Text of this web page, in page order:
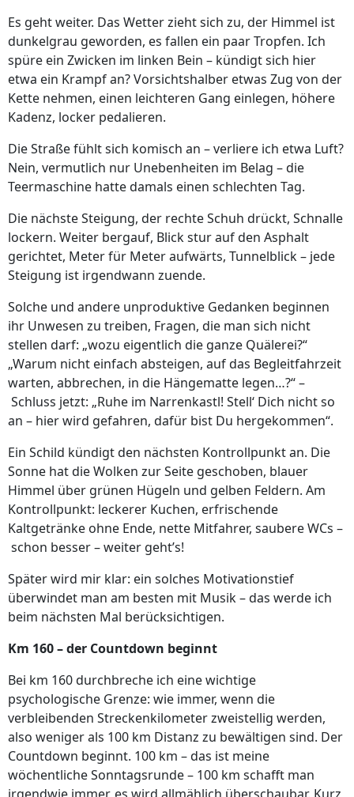
Es geht weiter. Das Wetter zieht sich zu, der Himmel ist
dunkelgrau geworden, es fallen ein paar Tropfen. Ich
spüre ein Zwicken im linken Bein – kündigt sich hier
etwa ein Krampf an? Vorsichtshalber etwas Zug von der
Kette nehmen, einen leichteren Gang einlegen, höhere
Kadenz, locker pedalieren.
Die Straße fühlt sich komisch an – verliere ich etwa Luft?
Nein, vermutlich nur Unebenheiten im Belag – die
Teermaschine hatte damals einen schlechten Tag.
Die nächste Steigung, der rechte Schuh drückt, Schnalle
lockern. Weiter bergauf, Blick stur auf den Asphalt
gerichtet, Meter für Meter aufwärts, Tunnelblick – jede
Steigung ist irgendwann zuende.
Solche und andere unproduktive Gedanken beginnen
ihr Unwesen zu treiben, Fragen, die man sich nicht
stellen darf: „wozu eigentlich die ganze Quälerei?“
„Warum nicht einfach absteigen, auf das Begleitfahrzeit
warten, abbrechen, in die Hängematte legen…?“ –
Schluss jetzt: „Ruhe im Narrenkastl! Stell‘ Dich nicht so
an – hier wird gefahren, dafür bist Du hergekommen“.
Ein Schild kündigt den nächsten Kontrollpunkt an. Die
Sonne hat die Wolken zur Seite geschoben, blauer
Himmel über grünen Hügeln und gelben Feldern. Am
Kontrollpunkt: leckerer Kuchen, erfrischende
Kaltgetränke ohne Ende, nette Mitfahrer, saubere WCs –
schon besser – weiter geht’s!
Später wird mir klar: ein solches Motivationstief
überwindet man am besten mit Musik – das werde ich
beim nächsten Mal berücksichtigen.
Km 160–der Countdown beginnt
Bei km 160 durchbreche ich eine wichtige
psychologische Grenze: wie immer, wenn die
verbleibenden Streckenkilometer zweistellig werden,
also weniger als 100 km Distanz zu bewältigen sind. Der
Countdown beginnt. 100 km – das ist meine
wöchentliche Sonntagsrunde – 100 km schafft man
irgendwie immer, es wird allmählich überschaubar. Kurz